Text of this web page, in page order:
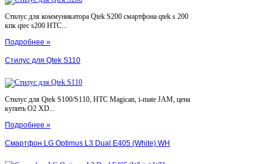
Стилус для коммуникатора Qtek S200 смартфона qtek s 200
кпк qtec s200 HTC...
Подробнее »
Стилус для Qtek S110
Стилус для Qtek S100/S110, HTC Magican, i-mate JAM, цена
купить O2 XD...
Подробнее »
Смартфон LG Optimus L3 Dual E405 (White) WH